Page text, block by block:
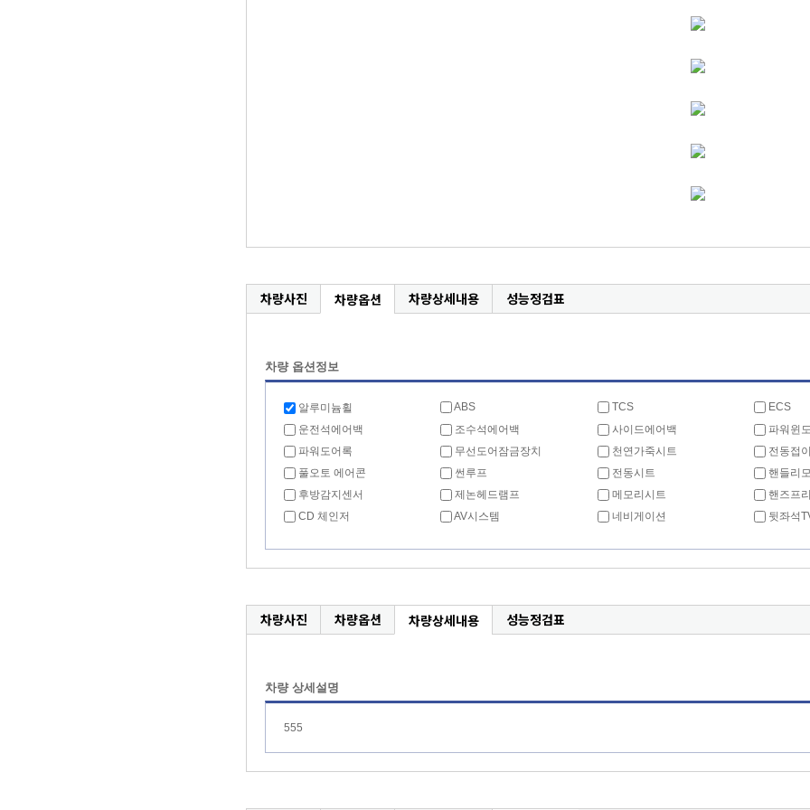
차량사진 차량옵션 차량상세내용 성능정검표
차량 옵션정보
알루미늄휠 ABS TCS
ECS
운전석에어백
조수석에어백 사이드에어백
파워윈
파워도어록
무선도어잠금장치 천연가죽시트
전동접
풀오토 에어콘
썬루프 전동시트
핸들리
후방감지센서
제논헤드램프 메모리시트
핸즈프
CD 체인저
AV시스템 네비게이션 뒷좌석
차량사진 차량옵션 차량상세내용 성능정검표
차량 상세설명
555